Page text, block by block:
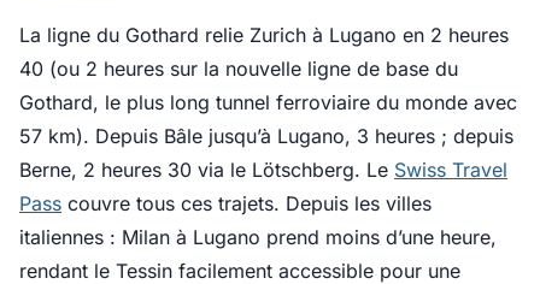
La ligne du Gothard relie Zurich à Lugano en 2 heures
40 (ou 2 heures sur la nouvelle ligne de base du
Gothard, le plus long tunnel ferroviaire du monde avec
57 km). Depuis Bâle jusqu’à Lugano, 3 heures ; depuis
Berne, 2 heures 30 via le Lötschberg. Le Swiss Travel
Pass couvre tous ces trajets. Depuis les villes
italiennes : Milan à Lugano prend moins d’une heure,
rendant le Tessin facilement accessible pour une